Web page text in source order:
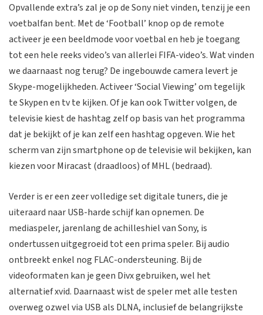
Opvallende extra’s zal je op de Sony niet vinden, tenzij je een
voetbalfan bent. Met de ‘Football’ knop op de remote
activeer je een beeldmode voor voetbal en heb je toegang
tot een hele reeks video’s van allerlei FIFA-video’s. Wat vinden
we daarnaast nog terug? De ingebouwde camera levert je
Skype-mogelijkheden. Activeer ‘Social Viewing’ om tegelijk
te Skypen en tv te kijken. Of je kan ook Twitter volgen, de
televisie kiest de hashtag zelf op basis van het programma
dat je bekijkt of je kan zelf een hashtag opgeven. Wie het
scherm van zijn smartphone op de televisie wil bekijken, kan
kiezen voor Miracast (draadloos) of MHL (bedraad).
Verder is er een zeer volledige set digitale tuners, die je
uiteraard naar USB-harde schijf kan opnemen. De
mediaspeler, jarenlang de achilleshiel van Sony, is
ondertussen uitgegroeid tot een prima speler. Bij audio
ontbreekt enkel nog FLAC-ondersteuning. Bij de
videoformaten kan je geen Divx gebruiken, wel het
alternatief xvid. Daarnaast wist de speler met alle testen
overweg ozwel via USB als DLNA, inclusief de belangrijkste